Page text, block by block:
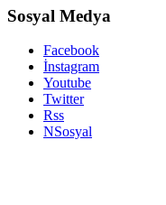
Sosyal Medya
Facebook
İnstagram
Youtube
Twitter
Rss
NSosyal